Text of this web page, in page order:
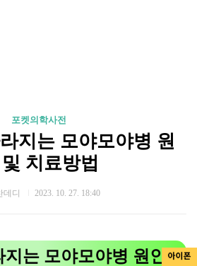
포켓의학사전
지는 모야모야병 원
치료방법
데디 2023. 10. 27. 18:40
는 모야모야병 원인